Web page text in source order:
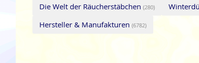
Die Welt der Räucherstäbchen (280)
Hersteller & Manufakturen (6782)